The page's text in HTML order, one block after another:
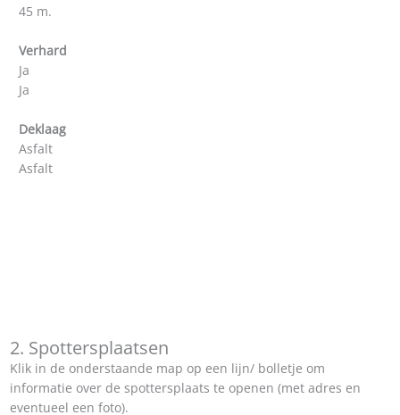
45 m.
Verhard
Ja
Ja
Deklaag
Asfalt
Asfalt
2. Spottersplaatsen
Klik in de onderstaande map op een lijn/ bolletje om
informatie over de spottersplaats te openen (met adres en
eventueel een foto).